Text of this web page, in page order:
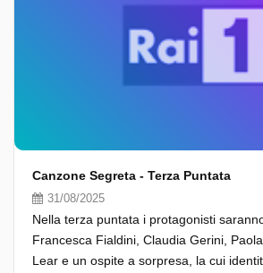
Canzone Segreta - Terza Puntata
31/08/2025
Nella terza puntata i protagonisti
Francesca Fialdini, Claudia Gerini,
Lear e un ospite a sorpresa, la cui